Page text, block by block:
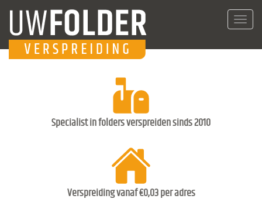
Specialist in folders verspreiden sinds 2010
Verspreiding vanaf €0,03 per adres